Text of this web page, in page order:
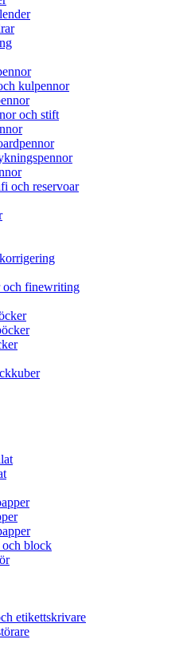
kulpennor
och stift
och reservoar
och finewriting
block
etikettskrivare